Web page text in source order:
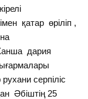
қатар өріліп ,
дария
серпіліс
Әбіштің 25